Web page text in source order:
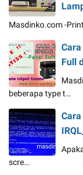
Masdinko.com -
Full
beberapa type t…
scre…